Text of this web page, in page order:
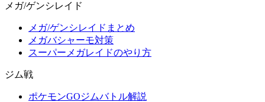
メガ/ゲンシレイド
メガ/ゲンシレイドまとめ
メガバシャーモ対策
スーパーメガレイドのやり方
ジム戦
ポケモンGOジムバトル解説